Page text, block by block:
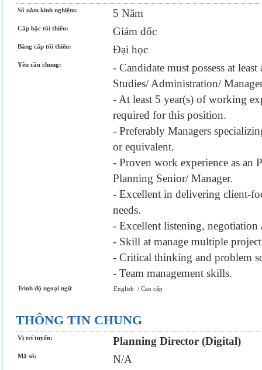
Số năm kinh nghiệm: 5 Năm
Cấp bậc tối thiểu: Giám đốc
Bằng cấp tối thiểu: Đại học
Yêu cầu chung:
- Candidate must possess at
Studies/ Administration/
- At least 5 year(s) of working
required for this position.
- Preferably Managers
or equivalent.
- Proven work experience as an
Planning Senior/ Manager.
- Excellent in delivering client-
needs.
- Excellent listening, negotiation
- Skill at manage multiple
- Critical thinking and problem
- Team management skills.
Trình độ ngoại ngữ English / Cao cấp
THÔNG TIN CHUNG
Vị trí tuyển: Planning Director (Digital)
Mã số: N/A